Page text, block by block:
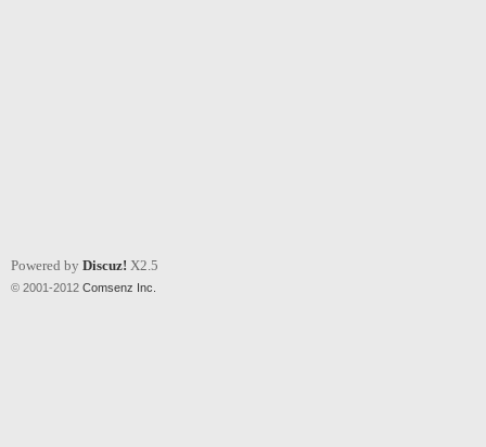
Powered by Discuz! X2.5
© 2001-2012 Comsenz Inc.